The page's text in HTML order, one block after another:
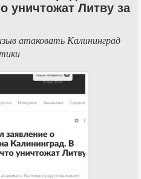
уничтожат Литву за
атаковать Калининград